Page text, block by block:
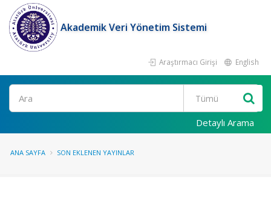
Akademik Veri Yönetim Sistemi
Araştırmacı Girişi English
Ara
Detaylı Arama
ANA SAYFA SON EKLENEN YAYINLAR